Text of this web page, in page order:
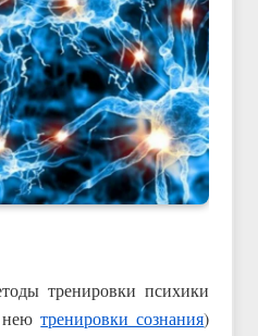
тренировки психики
неютренировки сознания)